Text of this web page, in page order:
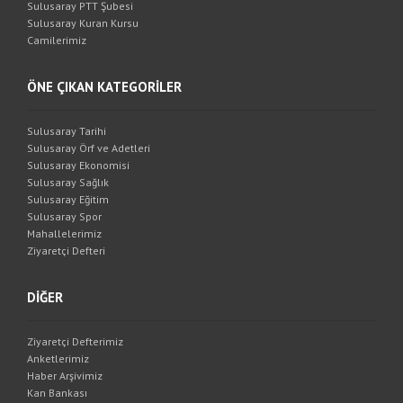
Sulusaray PTT Şubesi
Sulusaray Kuran Kursu
Camilerimiz
ÖNE ÇIKAN KATEGORİLER
Sulusaray Tarihi
Sulusaray Örf ve Adetleri
Sulusaray Ekonomisi
Sulusaray Sağlık
Sulusaray Eğitim
Sulusaray Spor
Mahallelerimiz
Ziyaretçi Defteri
DİĞER
Ziyaretçi Defterimiz
Anketlerimiz
Haber Arşivimiz
Kan Bankası